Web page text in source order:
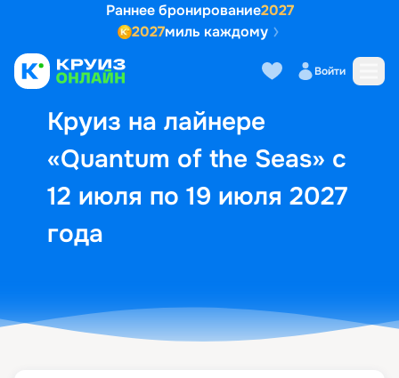
Раннее бронирование2027
2027миль каждому
Войти
Круиз на лайнере
«Quantum of the Seas» с
12 июля по 19 июля 2027
года
Выбор кают Маршрут и